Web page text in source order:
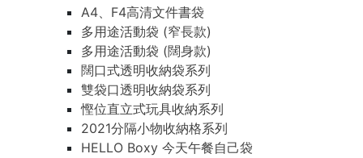
A4、F4高清文件書袋
多用途活動袋 (窄長款)
多用途活動袋 (闊身款)
闊口式透明收納袋系列
雙袋口透明收納袋系列
慳位直立式玩具收納系列
2021分隔小物收納格系列
HELLO Boxy 今天午餐自己袋